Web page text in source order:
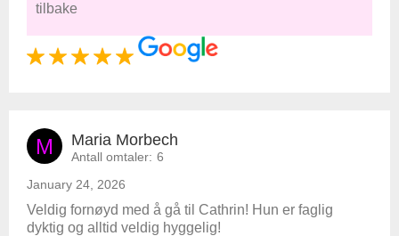
tilbake
M Maria Morbech
Antall omtaler: 6
January 24, 2026
Veldig fornøyd med å gå til Cathrin! Hun er faglig
dyktig og alltid veldig hyggelig!